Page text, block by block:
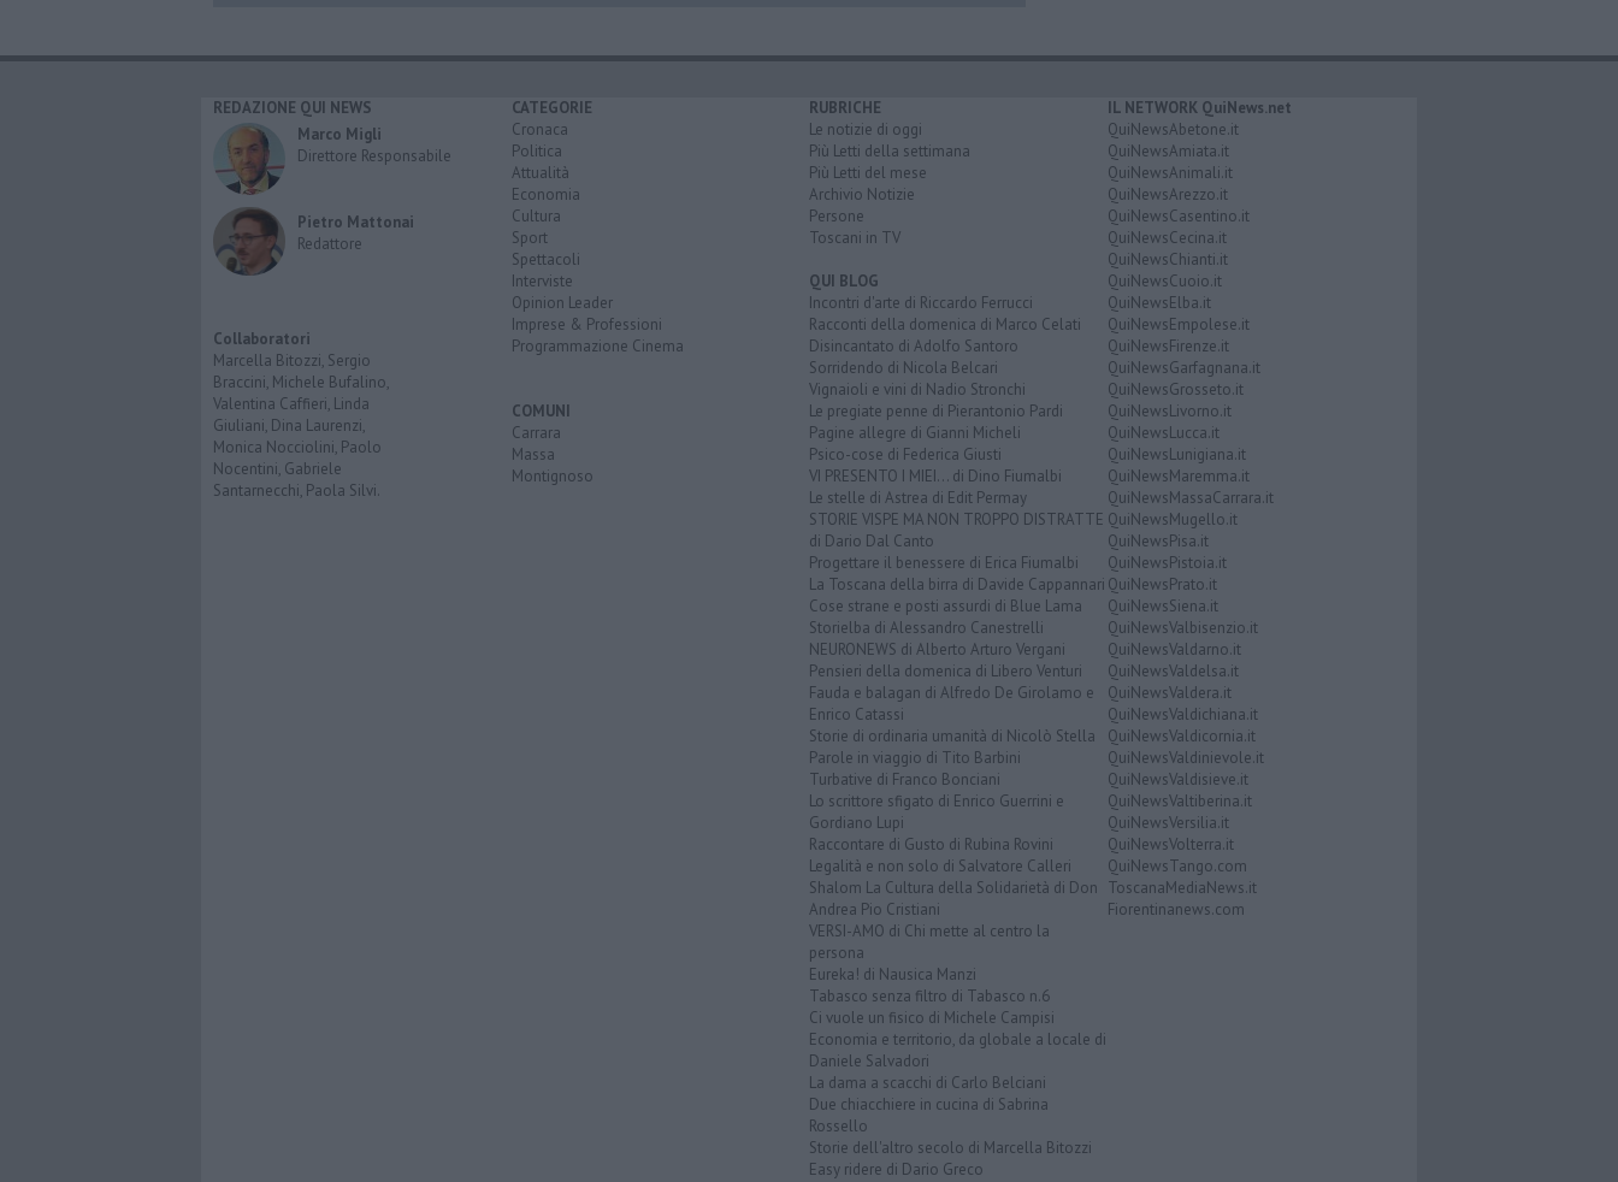
REDAZIONE QUI NEWS
Marco Migli
Direttore Responsabile
Pietro Mattonai
Redattore
Collaboratori
Marcella Bitozzi, Sergio
Braccini, Michele Bufalino,
Valentina Caffieri, Linda
Giuliani, Dina Laurenzi,
Monica Nocciolini, Paolo
Nocentini, Gabriele
Santarnecchi, Paola Silvi.
CATEGORIE
Cronaca
Politica
Attualità
Economia
Cultura
Sport
Spettacoli
Interviste
Opinion Leader
Imprese & Professioni
Programmazione Cinema
COMUNI
Carrara
Massa
Montignoso
RUBRICHE
Le notizie di oggi
Più Letti della settimana
Più Letti del mese
Archivio Notizie
Persone
Toscani in TV
QUI BLOG
Incontri d'arte di Riccardo Ferrucci
Racconti della domenica di Marco Celati
Disincantato di Adolfo Santoro
Sorridendo di Nicola Belcari
Vignaioli e vini di Nadio Stronchi
Le pregiate penne di Pierantonio Pardi
Pagine allegre di Gianni Micheli
Psico-cose di Federica Giusti
VI PRESENTO I MIEI... di Dino Fiumalbi
Le stelle di Astrea di Edit Permay
STORIE VISPE MA NON TROPPO DISTRATTE
di Dario Dal Canto
Progettare il benessere di Erica Fiumalbi
La Toscana della birra di Davide Cappannari
Cose strane e posti assurdi di Blue Lama
Storielba di Alessandro Canestrelli
NEURONEWS di Alberto Arturo Vergani
Pensieri della domenica di Libero Venturi
Fauda e balagan di Alfredo De Girolamo e
Enrico Catassi
Storie di ordinaria umanità di Nicolò Stella
Parole in viaggio di Tito Barbini
Turbative di Franco Bonciani
Lo scrittore sfigato di Enrico Guerrini e
Gordiano Lupi
Raccontare di Gusto di Rubina Rovini
Legalità e non solo di Salvatore Calleri
Shalom La Cultura della Solidarietà di Don
Andrea Pio Cristiani
VERSI-AMO di Chi mette al centro la
persona
Eureka! di Nausica Manzi
Tabasco senza filtro di Tabasco n.6
Ci vuole un fisico di Michele Campisi
Economia e territorio, da globale a locale di
Daniele Salvadori
La dama a scacchi di Carlo Belciani
Due chiacchiere in cucina di Sabrina
Rossello
Storie dell'altro secolo di Marcella Bitozzi
Easy ridere di Dario Greco
IL NETWORK QuiNews.net
QuiNewsAbetone.it
QuiNewsAmiata.it
QuiNewsAnimali.it
QuiNewsArezzo.it
QuiNewsCasentino.it
QuiNewsCecina.it
QuiNewsChianti.it
QuiNewsCuoio.it
QuiNewsElba.it
QuiNewsEmpolese.it
QuiNewsFirenze.it
QuiNewsGarfagnana.it
QuiNewsGrosseto.it
QuiNewsLivorno.it
QuiNewsLucca.it
QuiNewsLunigiana.it
QuiNewsMaremma.it
QuiNewsMassaCarrara.it
QuiNewsMugello.it
QuiNewsPisa.it
QuiNewsPistoia.it
QuiNewsPrato.it
QuiNewsSiena.it
QuiNewsValbisenzio.it
QuiNewsValdarno.it
QuiNewsValdelsa.it
QuiNewsValdera.it
QuiNewsValdichiana.it
QuiNewsValdicornia.it
QuiNewsValdinievole.it
QuiNewsValdisieve.it
QuiNewsValtiberina.it
QuiNewsVersilia.it
QuiNewsVolterra.it
QuiNewsTango.com
ToscanaMediaNews.it
Fiorentinanews.com